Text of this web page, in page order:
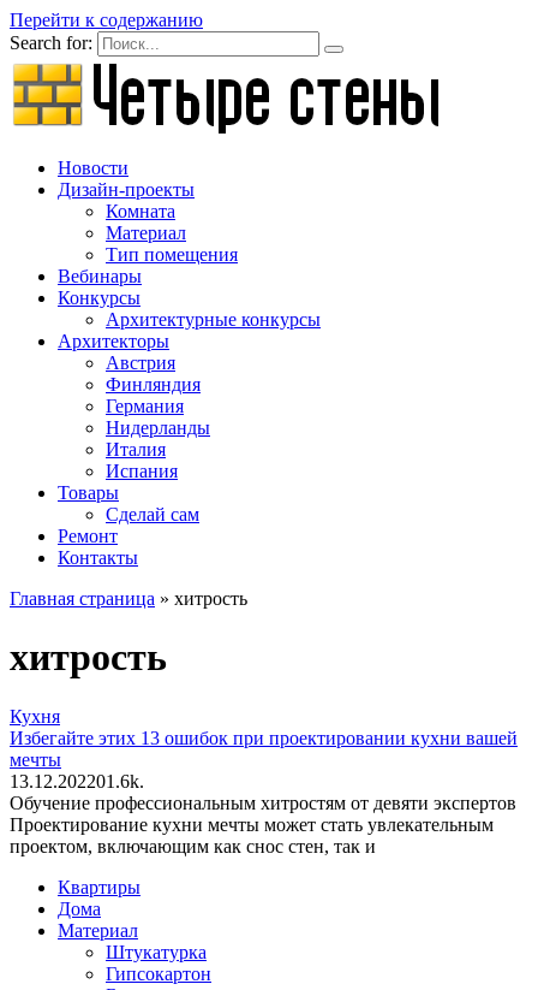
Перейти к содержанию
Search for:
Новости
Дизайн-проекты
Комната
Материал
Тип помещения
Вебинары
Конкурсы
Архитектурные конкурсы
Архитекторы
Австрия
Финляндия
Германия
Нидерланды
Италия
Испания
Товары
Сделай сам
Ремонт
Контакты
Главная страница » хитрость
хитрость
Кухня
Избегайте этих 13 ошибок при проектировании кухни вашей
мечты
13.12.202201.6k.
Обучение профессиональным хитростям от девяти экспертов
Проектирование кухни мечты может стать увлекательным
проектом, включающим как снос стен, так и
Квартиры
Дома
Материал
Штукатурка
Гипсокартон